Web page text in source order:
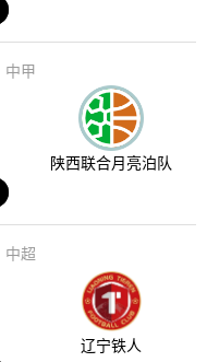
中甲
陕西联合月亮泊队
中超
辽宁铁人